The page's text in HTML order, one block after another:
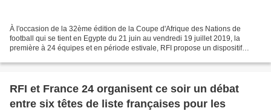
À l'occasion de la 32ème édition de la Coupe d'Afrique des Nations de
football qui se tient en Egypte du 21 juin au vendredi 19 juillet 2019, la
première à 24 équipes et en période estivale, RFI propose un dispositif
RFI et France 24 organisent ce soir un débat
entre six têtes de liste françaises pour les